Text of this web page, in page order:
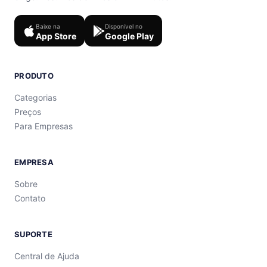
Baixe na
App Store
Disponível no
Google Play
PRODUTO
Categorias
Preços
Para Empresas
EMPRESA
Sobre
Contato
SUPORTE
Central de Ajuda